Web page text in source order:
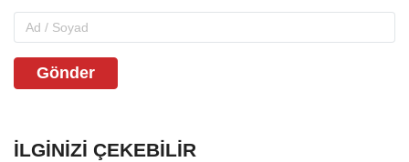
Gönder
İLGINIZI ÇEKEBILIR